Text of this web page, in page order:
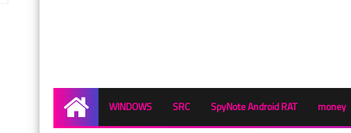
Home
WINDOWS SRC SpyNote Android RAT money